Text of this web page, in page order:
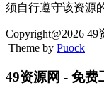
须自行遵守该资源
Copyright@2026 49
Theme by Puock
49资源网 - 免费